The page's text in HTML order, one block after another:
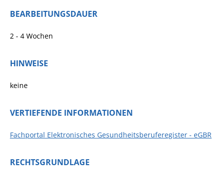
BEARBEITUNGSDAUER
2 - 4 Wochen
HINWEISE
keine
VERTIEFENDE INFORMATIONEN
Fachportal Elektronisches Gesundheitsberuferegister - eGBR
RECHTSGRUNDLAGE